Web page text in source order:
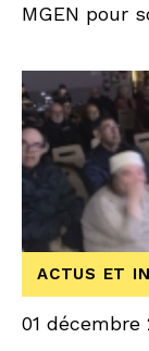
MGEN pour
ACTUS ET
01 décembre